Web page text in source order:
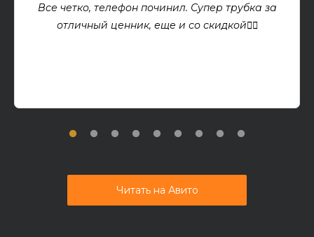
Все четко, телефон починил. Супер трубка за
отличный ценник, еще и со скидкой👍🏻
Читать на Авито